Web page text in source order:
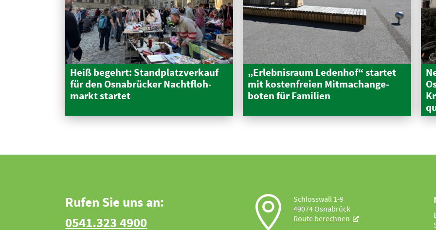
Heiß begehrt: Stand­platz­verkauf
für den Osnabrücker Nacht­floh­
markt startet
„Erleb­nisraum Ledenhof“ startet
mit kosten­freien Mitma­ch­an­ge­
boten für Familien
Rufen Sie uns an:
0541.323 4900

Schlosswall 1-9
49074 Osnabrück
Route berechnen